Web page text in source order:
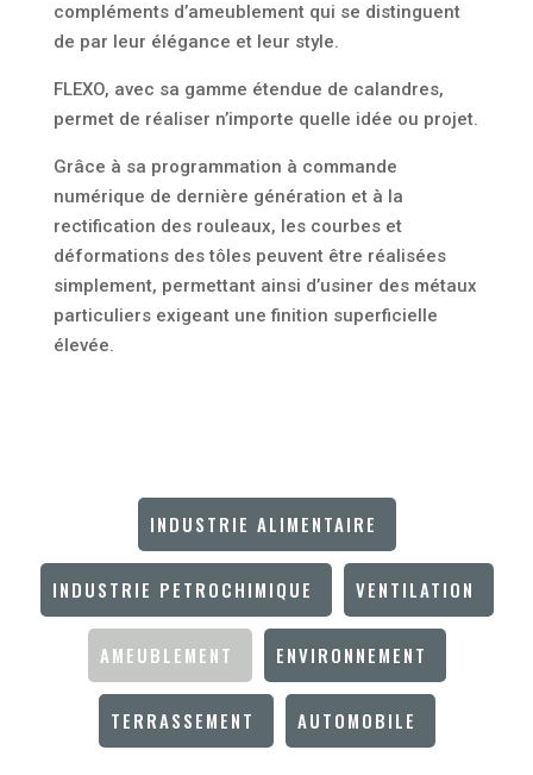
compléments d’ameublement qui se distinguent
de par leur élégance et leur style.
FLEXO, avec sa gamme étendue de calandres,
permet de réaliser n’importe quelle idée ou projet.
Grâce à sa programmation à commande
numérique de dernière génération et à la
rectification des rouleaux, les courbes et
déformations des tôles peuvent être réalisées
simplement, permettant ainsi d’usiner des métaux
particuliers exigeant une finition superficielle
élevée.
INDUSTRIE ALIMENTAIRE
INDUSTRIE PETROCHIMIQUE VENTILATION
AMEUBLEMENT ENVIRONNEMENT
TERRASSEMENT AUTOMOBILE